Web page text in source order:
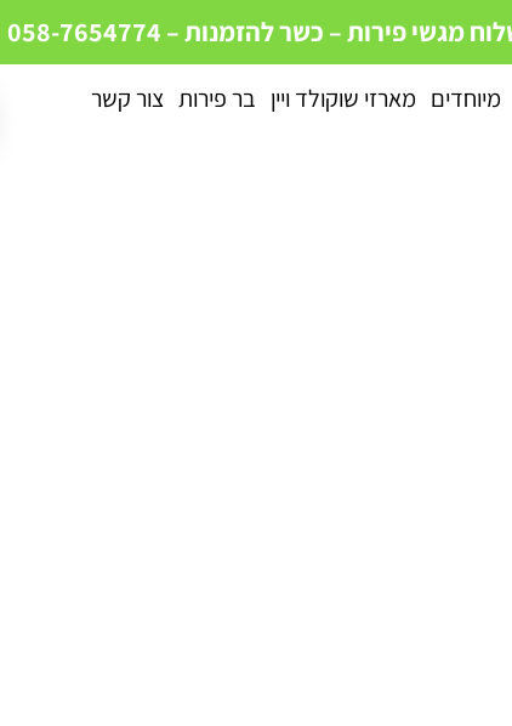
מגשי פירות – כשרלהזמנות – 058-7654774
מיוחדים מארזי שוקולד ויין בר פירות צור קשר